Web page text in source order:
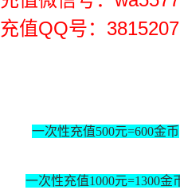
充值QQ号：
一次性充值500元=600金币
一次性充值1000元=1300金